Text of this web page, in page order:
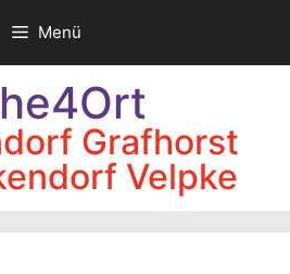
Menü
Grafhorst
Velpke